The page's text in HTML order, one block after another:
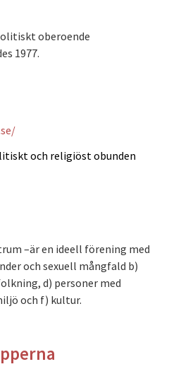
oberoende
1977.
och religiöst obunden
–är en ideell förening med
och sexuell mångfald b)
d) personer med
och f) kultur.